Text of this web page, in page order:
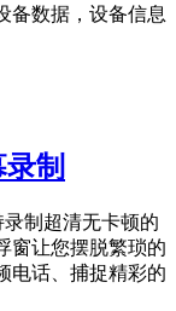
备数据，设备信息
制
录制超清无卡顿的
窗让您摆脱繁琐的
电话、捕捉精彩的